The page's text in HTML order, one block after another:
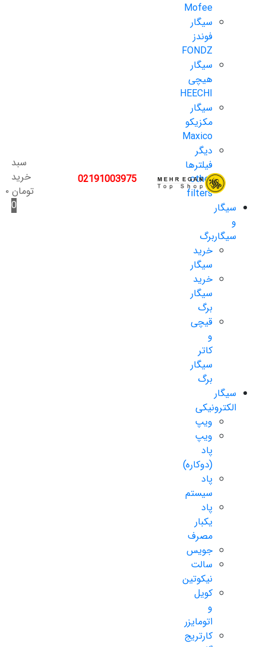
Mofee
سیگار
فوندز
FONDZ
سیگار
هیچی
HEECHI
سیگار
مکزیکو
Maxico
دیگر
فیلترها
other
filters
سیگار
و
سیگاربرگ
خرید
سیگار
خرید
سیگار
برگ
قیچی
و
کاتر
سیگار
برگ
سیگار
الکترونیکی
ویپ
ویپ
پاد
(دوکاره)
پاد
سیستم
پاد
یکبار
مصرف
جویس
سالت
نیکوتین
کویل
و
اتومایزر
کارتریج
02191003975
سبد
خرید
تومان۰
0